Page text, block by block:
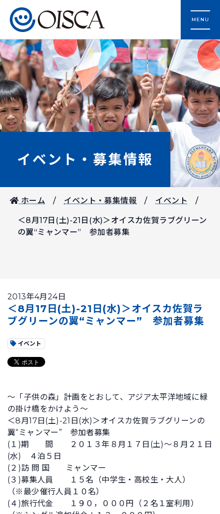
MENU
イベント・募集情報
ホーム イベント・募集情報 イベント
＜8月17日(土)-21日(水)＞オイスカ佐賀ラブグリーン
の翼“ミャンマー” 参加者募集
2013年4月24日
＜8月17日(土)-21日(水)＞オイスカ佐賀ラ
ブグリーンの翼“ミャンマー” 参加者募集
イベント
～「子供の森」計画をとおして、アジア太平洋地域に緑
の掛け橋をかけよう～
＜8月17日(土)-21日(水)＞オイスカ佐賀ラブグリーンの
翼“ミャンマー” 参加者募集
(１)期 間 ２０１３年８月１７日(土)～８月２１日
(水) ４泊５日
(２)訪 問 国 ミャンマー
(３)募集人員 １５名（中学生・高校生・大人）
（※最少催行人員１０名）
(４)旅行代金 １９０，０００円（２名１室利用）